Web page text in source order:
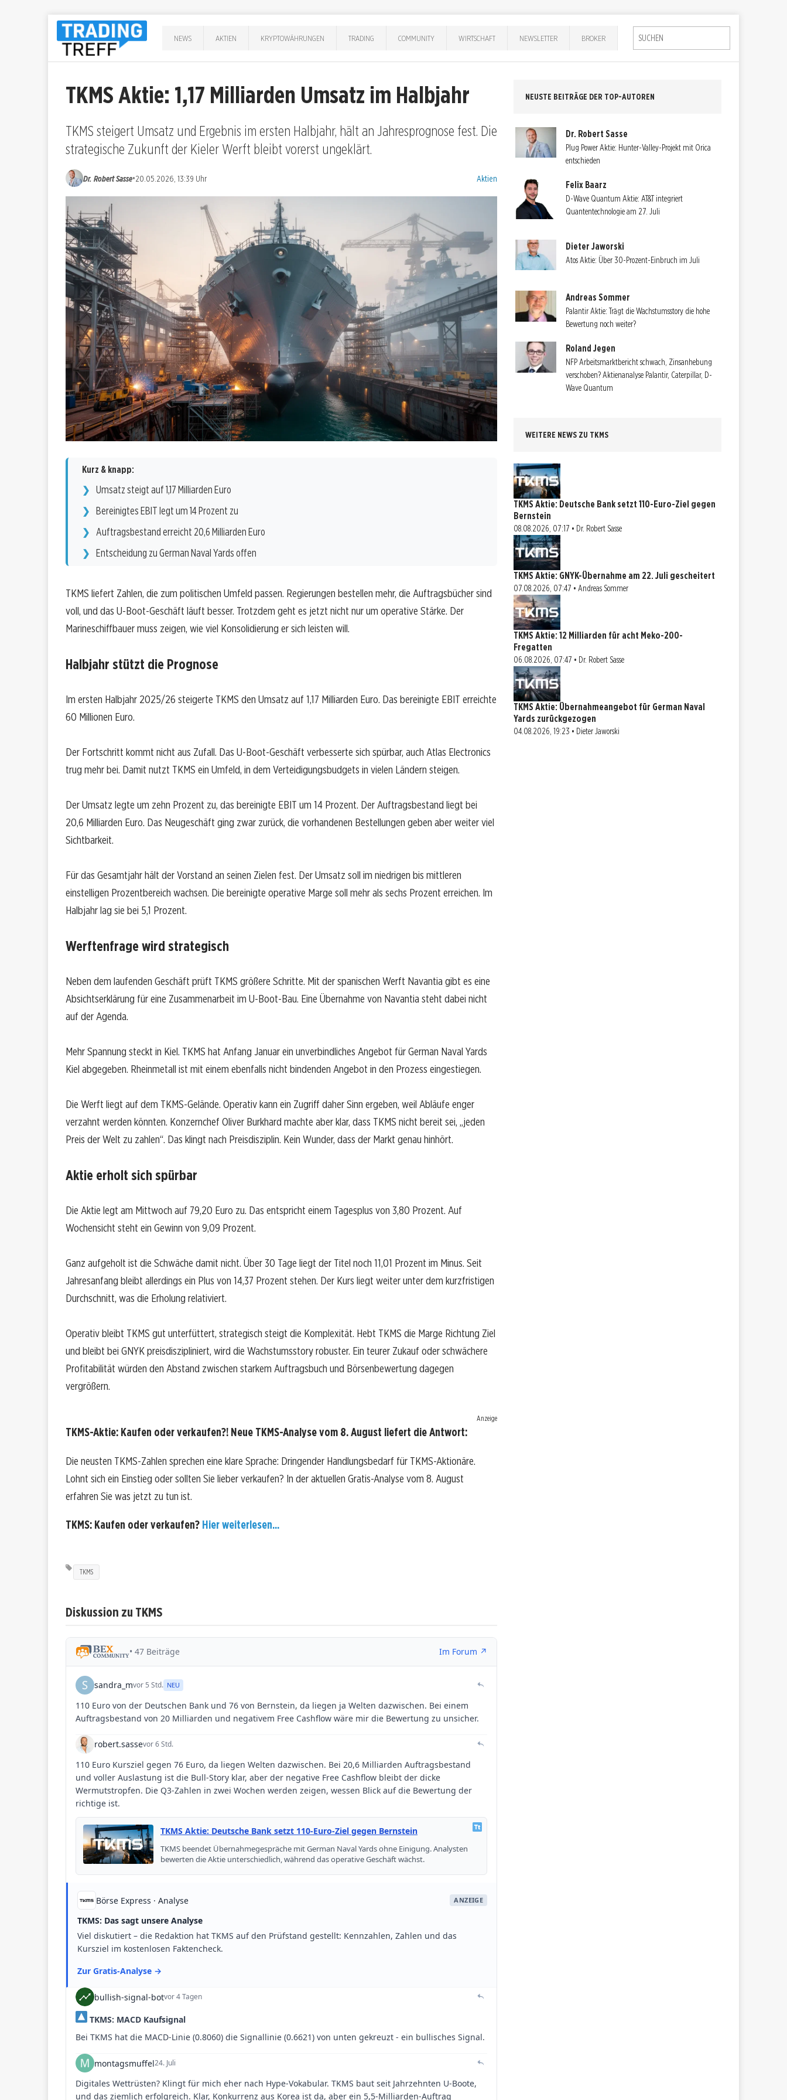
NEWS AKTIEN KRYPTOWÄHRUNGEN TRADING COMMUNITY WIRTSCHAFT NEWSLETTER BROKER
TKMS Aktie: 1,17 Milliarden Umsatz im Halbjahr
TKMS steigert Umsatz und Ergebnis im ersten Halbjahr, hält an Jahresprognose fest. Die
strategische Zukunft der Kieler Werft bleibt vorerst ungeklärt.
Dr. Robert Sasse•20.05.2026, 13:39 Uhr Kategorien:
Aktien
Kurz & knapp:
Umsatz steigt auf 1,17 Milliarden Euro
Bereinigtes EBIT legt um 14 Prozent zu
Auftragsbestand erreicht 20,6 Milliarden Euro
Entscheidung zu German Naval Yards offen
TKMS liefert Zahlen, die zum politischen Umfeld passen. Regierungen bestellen mehr, die Auftragsbücher sind
voll, und das U-Boot-Geschäft läuft besser. Trotzdem geht es jetzt nicht nur um operative Stärke. Der
Marineschiffbauer muss zeigen, wie viel Konsolidierung er sich leisten will.
Halbjahr stützt die Prognose
Im ersten Halbjahr 2025/26 steigerte TKMS den Umsatz auf 1,17 Milliarden Euro. Das bereinigte EBIT erreichte
60 Millionen Euro.
Der Fortschritt kommt nicht aus Zufall. Das U-Boot-Geschäft verbesserte sich spürbar, auch Atlas Electronics
trug mehr bei. Damit nutzt TKMS ein Umfeld, in dem Verteidigungsbudgets in vielen Ländern steigen.
Der Umsatz legte um zehn Prozent zu, das bereinigte EBIT um 14 Prozent. Der Auftragsbestand liegt bei
20,6 Milliarden Euro. Das Neugeschäft ging zwar zurück, die vorhandenen Bestellungen geben aber weiter viel
Sichtbarkeit.
Für das Gesamtjahr hält der Vorstand an seinen Zielen fest. Der Umsatz soll im niedrigen bis mittleren
einstelligen Prozentbereich wachsen. Die bereinigte operative Marge soll mehr als sechs Prozent erreichen. Im
Halbjahr lag sie bei 5,1 Prozent.
Werftenfrage wird strategisch
Neben dem laufenden Geschäft prüft TKMS größere Schritte. Mit der spanischen Werft Navantia gibt es eine
Absichtserklärung für eine Zusammenarbeit im U-Boot-Bau. Eine Übernahme von Navantia steht dabei nicht
auf der Agenda.
Mehr Spannung steckt in Kiel. TKMS hat Anfang Januar ein unverbindliches Angebot für German Naval Yards
Kiel abgegeben. Rheinmetall ist mit einem ebenfalls nicht bindenden Angebot in den Prozess eingestiegen.
Die Werft liegt auf dem TKMS-Gelände. Operativ kann ein Zugriff daher Sinn ergeben, weil Abläufe enger
verzahnt werden könnten. Konzernchef Oliver Burkhard machte aber klar, dass TKMS nicht bereit sei, „jeden
Preis der Welt zu zahlen“. Das klingt nach Preisdisziplin. Kein Wunder, dass der Markt genau hinhört.
Aktie erholt sich spürbar
Die Aktie legt am Mittwoch auf 79,20 Euro zu. Das entspricht einem Tagesplus von 3,80 Prozent. Auf
Wochensicht steht ein Gewinn von 9,09 Prozent.
Ganz aufgeholt ist die Schwäche damit nicht. Über 30 Tage liegt der Titel noch 11,01 Prozent im Minus. Seit
Jahresanfang bleibt allerdings ein Plus von 14,37 Prozent stehen. Der Kurs liegt weiter unter dem kurzfristigen
Durchschnitt, was die Erholung relativiert.
Operativ bleibt TKMS gut unterfüttert, strategisch steigt die Komplexität. Hebt TKMS die Marge Richtung Ziel
und bleibt bei GNYK preisdiszipliniert, wird die Wachstumsstory robuster. Ein teurer Zukauf oder schwächere
Profitabilität würden den Abstand zwischen starkem Auftragsbuch und Börsenbewertung dagegen
vergrößern.
Anzeige
TKMS-Aktie: Kaufen oder verkaufen?! Neue TKMS-Analyse vom 8. August liefert die Antwort:
Die neusten TKMS-Zahlen sprechen eine klare Sprache: Dringender Handlungsbedarf für TKMS-Aktionäre.
Lohnt sich ein Einstieg oder sollten Sie lieber verkaufen? In der aktuellen Gratis-Analyse vom 8. August
erfahren Sie was jetzt zu tun ist.
TKMS: Kaufen oder verkaufen? Hier weiterlesen...
TKMS
Diskussion zu TKMS
NEUSTE BEITRÄGE DER TOP-AUTOREN
Dr. Robert Sasse
Plug Power Aktie: Hunter-Valley-Projekt mit Orica
entschieden
Felix Baarz
D-Wave Quantum Aktie: AT&T integriert
Quantentechnologie am 27. Juli
Dieter Jaworski
Atos Aktie: Über 30-Prozent-Einbruch im Juli
Andreas Sommer
Palantir Aktie: Trägt die Wachstumsstory die hohe
Bewertung noch weiter?
Roland Jegen
NFP Arbeitsmarktbericht schwach, Zinsanhebung
verschoben? Aktienanalyse Palantir, Caterpillar, D-
Wave Quantum
WEITERE NEWS ZU TKMS
TKMS Aktie: Deutsche Bank setzt 110-Euro-Ziel gegen
Bernstein
08.08.2026, 07:17 • Dr. Robert Sasse
TKMS Aktie: GNYK-Übernahme am 22. Juli gescheitert
07.08.2026, 07:47 • Andreas Sommer
TKMS Aktie: 12 Milliarden für acht Meko-200-
Fregatten
06.08.2026, 07:47 • Dr. Robert Sasse
TKMS Aktie: Übernahmeangebot für German Naval
Yards zurückgezogen
04.08.2026, 19:23 • Dieter Jaworski